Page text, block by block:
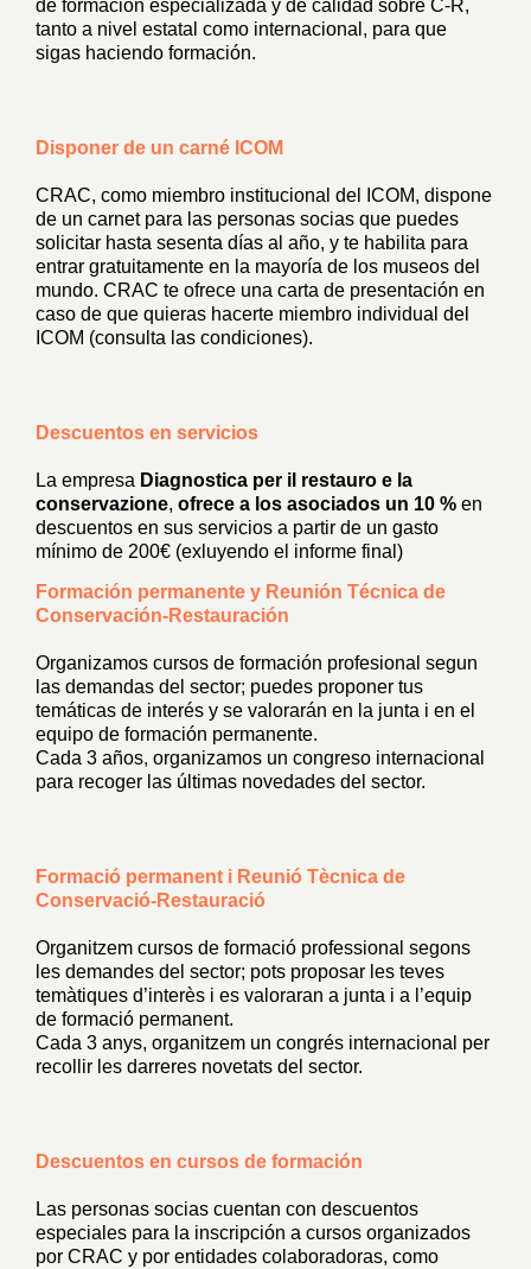
de formación especializada y de calidad sobre C-R,
tanto a nivel estatal como internacional, para que
sigas haciendo formación.
Disponer de un carné ICOM
CRAC, como miembro institucional del ICOM, dispone
de un carnet para las personas socias que puedes
solicitar hasta sesenta días al año, y te habilita para
entrar gratuitamente en la mayoría de los museos del
mundo. CRAC te ofrece una carta de presentación en
caso de que quieras hacerte miembro individual del
ICOM (consulta las condiciones).
Descuentos en servicios
La empresa Diagnostica per il restauro e la
conservazione, ofrece a los asociados un 10 % en
descuentos en sus servicios a partir de un gasto
mínimo de 200€ (exluyendo el informe final)
Formación permanente y Reunión Técnica de
Conservación-Restauración
Organizamos cursos de formación profesional segun
las demandas del sector; puedes proponer tus
temáticas de interés y se valorarán en la junta i en el
equipo de formación permanente.
Cada 3 años, organizamos un congreso internacional
para recoger las últimas novedades del sector.
Formació permanent i Reunió Tècnica de
Conservació-Restauració
Organitzem cursos de formació professional segons
les demandes del sector; pots proposar les teves
temàtiques d’interès i es valoraran a junta i a l’equip
de formació permanent.
Cada 3 anys, organitzem un congrés internacional per
recollir les darreres novetats del sector.
Descuentos en cursos de formación
Las personas socias cuentan con descuentos
especiales para la inscripción a cursos organizados
por CRAC y por entidades colaboradoras, como